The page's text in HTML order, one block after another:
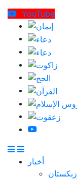
YouTube
أخبار